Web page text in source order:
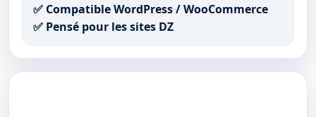
✅ Compatible WordPress / WooCommerce
✅ Pensé pour les sites DZ